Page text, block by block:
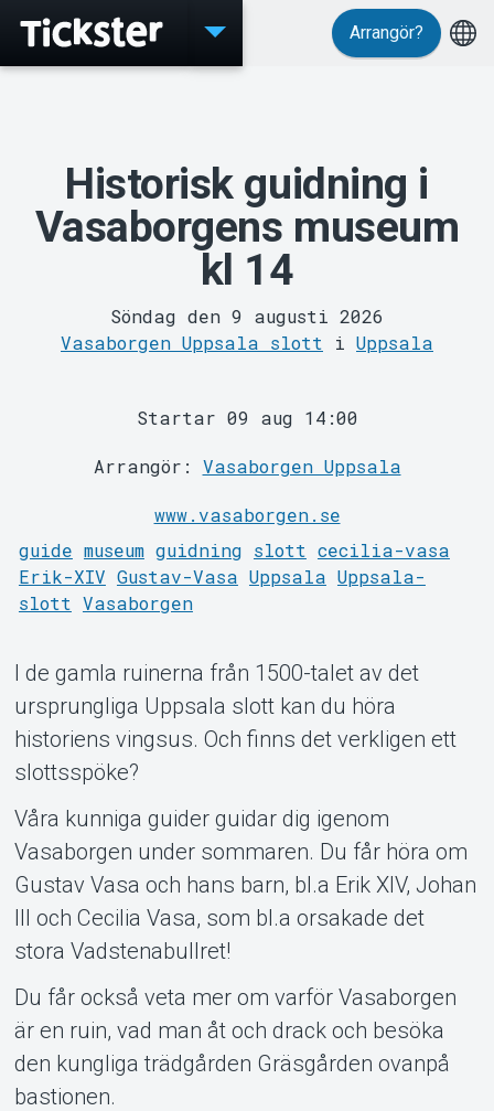
MyTickster
Support
Arrangör?
Historisk guidning i
Vasaborgens museum
kl 14
Söndag den 9 augusti 2026
Vasaborgen Uppsala slott i Uppsala
Startar 09 aug 14:00
Arrangör: Vasaborgen Uppsala
www.vasaborgen.se
guide museum guidning slott cecilia-vasa
Erik-XIV Gustav-Vasa Uppsala Uppsala-
slott Vasaborgen
I de gamla ruinerna från 1500-talet av det
ursprungliga Uppsala slott kan du höra
historiens vingsus. Och finns det verkligen ett
slottsspöke?
Våra kunniga guider guidar dig igenom
Vasaborgen under sommaren. Du får höra om
Gustav Vasa och hans barn, bl.a Erik XIV, Johan
III och Cecilia Vasa, som bl.a orsakade det
stora Vadstenabullret!
Du får också veta mer om varför Vasaborgen
är en ruin, vad man åt och drack och besöka
den kungliga trädgården Gräsgården ovanpå
bastionen.